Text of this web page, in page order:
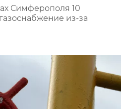
Симферополя 10
из-за